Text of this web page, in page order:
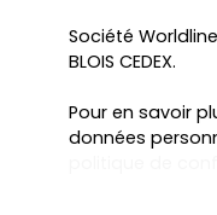
Société Worldline,
BLOIS CEDEX.
Pour en savoir
données